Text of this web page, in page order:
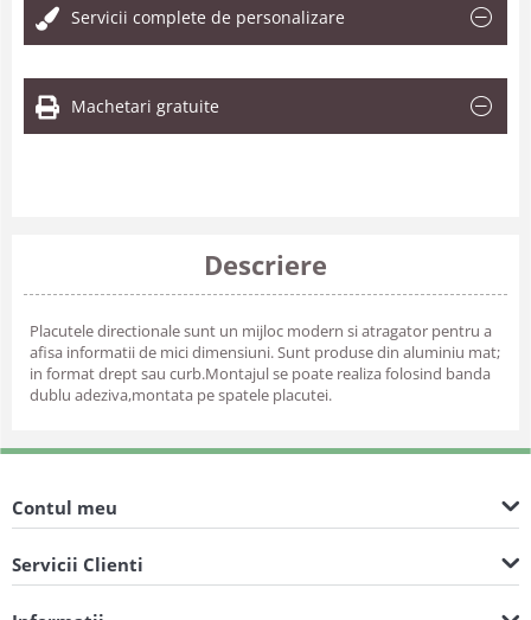
Servicii complete de personalizare
Machetari gratuite
Descriere
Placutele directionale sunt un mijloc modern si atragator pentru a
afisa informatii de mici dimensiuni. Sunt produse din aluminiu mat;
in format drept sau curb.Montajul se poate realiza folosind banda
dublu adeziva,montata pe spatele placutei.
Contul meu
Servicii Clienti